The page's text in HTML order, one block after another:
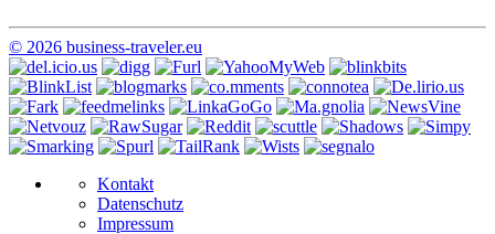
© 2026 business-traveler.eu
Kontakt
Datenschutz
Impressum